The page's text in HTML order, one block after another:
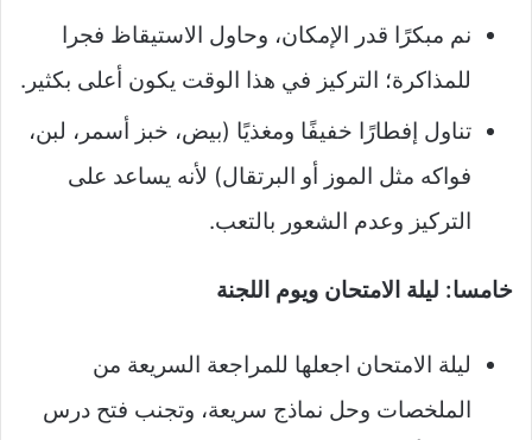
نم مبكرًا قدر الإمكان، وحاول الاستيقاظ فجرا
للمذاكرة؛ التركيز في هذا الوقت يكون أعلى بكثير.​
تناول إفطارًا خفيفًا ومغذيًا (بيض، خبز أسمر، لبن،
فواكه مثل الموز أو البرتقال) لأنه يساعد على
التركيز وعدم الشعور بالتعب.​
خامسا: ليلة الامتحان ويوم اللجنة
ليلة الامتحان اجعلها للمراجعة السريعة من
الملخصات وحل نماذج سريعة، وتجنب فتح درس